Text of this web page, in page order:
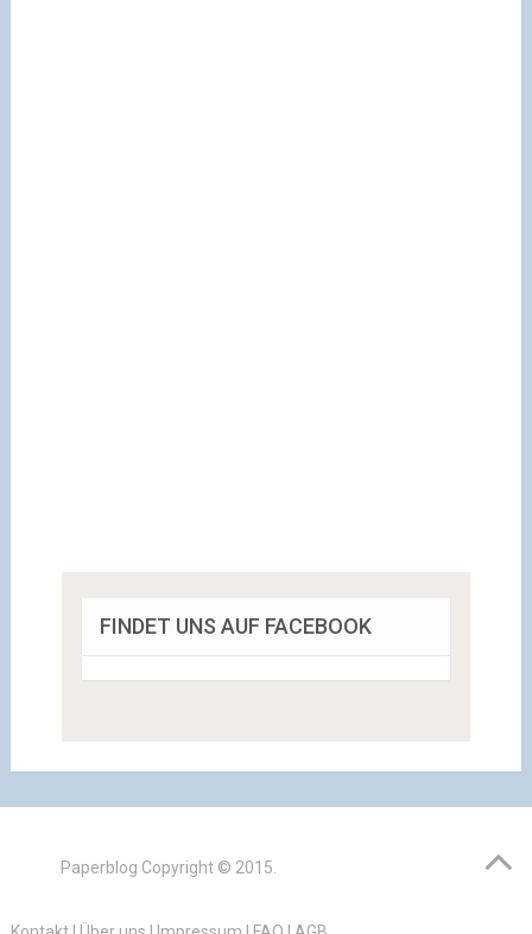
FINDET UNS AUF FACEBOOK
Paperblog Copyright © 2015.